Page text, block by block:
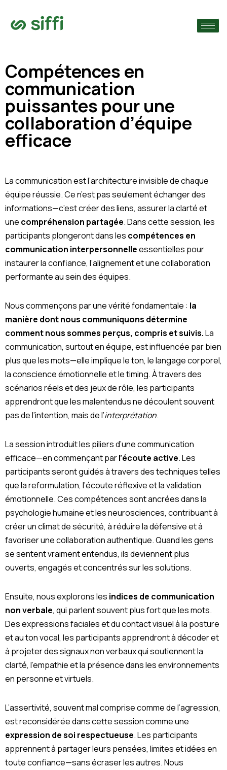
›
Compétences en
communication
puissantes pour une
collaboration d’équipe
efficace
La communication est l’architecture invisible de chaque
équipe réussie. Ce n’est pas seulement échanger des
informations—c’est créer des liens, assurer la clarté et
une compréhension partagée. Dans cette session, les
participants plongeront dans les compétences en
communication interpersonnelleessentielles pour
instaurer la confiance, l’alignement et une collaboration
performante au sein des équipes.
Nous commençons par une vérité fondamentale : la
manière dont nous communiquons détermine
comment nous sommes perçus, compris et suivis.La
communication, surtout en équipe, est influencée par bien
plus que les mots—elle implique le ton, le langage corporel,
la conscience émotionnelle et le timing. À travers des
scénarios réels et des jeux de rôle, les participants
apprendront que les malentendus ne découlent souvent
pas de l’intention, mais de l’interprétation.
La session introduit les piliers d’une communication
efficace—en commençant parl’écoute active. Les
participants seront guidés à travers des techniques telles
que la reformulation, l’écoute réflexive et la validation
émotionnelle. Ces compétences sont ancrées dans la
psychologie humaine et les neurosciences, contribuant à
créer un climat de sécurité, à réduire la défensive et à
favoriser une collaboration authentique. Quand les gens
se sentent vraiment entendus, ils deviennent plus
ouverts, engagés et concentrés sur les solutions.
Ensuite, nous explorons les indices de communication
non verbale, qui parlent souvent plus fort que les mots.
Des expressions faciales et du contact visuel à la posture
et au ton vocal, les participants apprendront à décoder et
à projeter des signaux non verbaux qui soutiennent la
clarté, l’empathie et la présence dans les environnements
en personne et virtuels.
L’assertivité, souvent mal comprise comme de l’agression,
est reconsidérée dans cette session comme une
expression de soi respectueuse. Les participants
apprennent à partager leurs pensées, limites et idées en
toute confiance—sans écraser les autres. Nous